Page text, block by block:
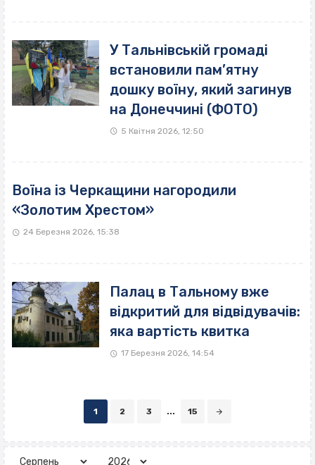
У Тальнівській громаді
встановили пам’ятну
дошку воїну, який загинув
на Донеччині (ФОТО)
5 Квітня 2026, 12:50
Воїна із Черкащини нагородили
«Золотим Хрестом»
24 Березня 2026, 15:38
Палац в Тальному вже
відкритий для відвідувачів:
яка вартість квитка
17 Березня 2026, 14:54
1 2 3 ... 15